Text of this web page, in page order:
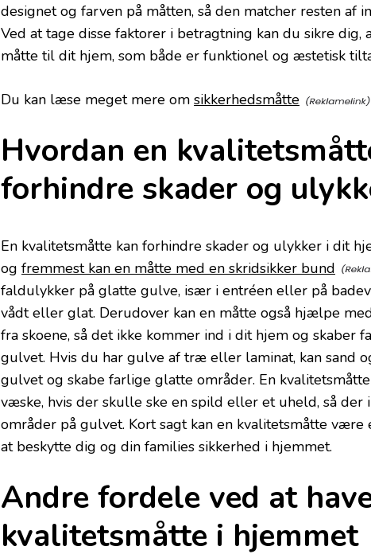
designet og farven på måtten, så den matcher resten af
Ved at tage disse faktorer i betragtning kan du sikre
måtte til dit hjem, som både er funktionel og æstetisk
Du kan læse meget mere om sikkerhedsmåtte
Hvordan en
forhindre skader og
En kvalitetsmåtte kan forhindre skader og ulykker i dit
og fremmest kan en måtte med en skridsikker bund
faldulykker på glatte gulve, især i entréen eller på
vådt eller glat. Derudover kan en måtte også hjælpe
fra skoene, så det ikke kommer ind i dit hjem og skaber
gulvet. Hvis du har gulve af træ eller laminat, kan sand
gulvet og skabe farlige glatte områder. En
væske, hvis der skulle ske en spild eller et uheld, så der
områder på gulvet. Kort sagt kan en kvalitetsmåtte være
at beskytte dig og din families sikkerhed i hjemmet.
Andre fordele ved at
kvalitetsmåtte i hjemmet